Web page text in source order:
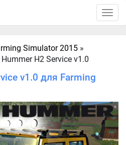
Toggle
Simulator 2015 »
Hummer H2 Service v1.0
v1.0 для Farming